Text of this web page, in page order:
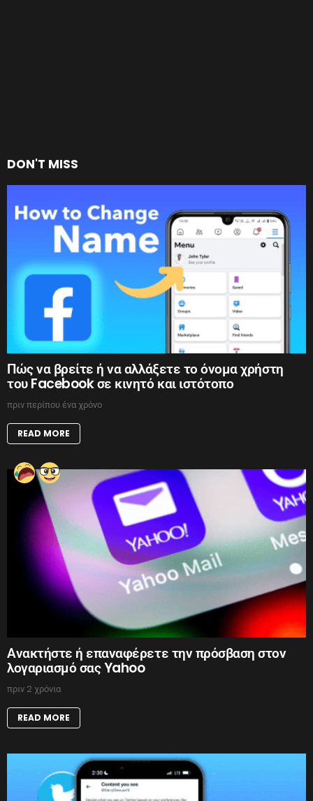
DON'T MISS
Πώς να βρείτε ή να αλλάξετε το όνομα χρήστη
του Facebook σε κινητό και ιστότοπο
πριν περίπου ένα χρόνο
READ MORE
Ανακτήστε ή επαναφέρετε την πρόσβαση στον
λογαριασμό σας Yahoo
πριν 2 χρόνια
READ MORE